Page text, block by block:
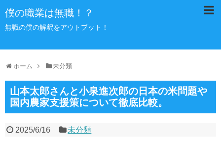
僕の職業は無職！？
無職の僕の解釈をアウトプット！
ホーム 未分類
山本太郎さんと小泉進次郎の日本の米問題や
国内農家支援策について徹底比較。
2025/6/16 未分類